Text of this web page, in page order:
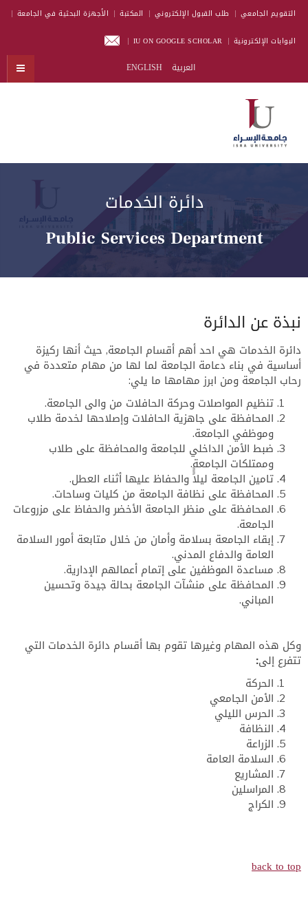
التقويم الجامعي طلب القبول الإلكتروني المكتبة الأجهزة البحثية في الجامعة
البوابات الإلكترونية IU ON GOOGLE SCHOLAR
العربية ENGLISH
دائرة الخدمات
Public Services Department
نبذة عن الدائرة
دائرة الخدمات هي احد أهم أقسام الجامعة, حيث أنها ركيزة
أساسية في بناء دعامة الجامعة لما لها من مهام متعددة في
رحاب الجامعة ومن ابرز مهامها ما يلي:
تنظيم المواصلات وحركة الحافلات من والى الجامعة.
المحافظة على جاهزية الحافلات وإصلاحها لخدمة طلاب
وموظفي الجامعة.
ضبط الأمن الداخلي للجامعة والمحافظة على طلاب
وممتلكات الجامعة.
تامين الجامعة ليلاًًً والحفاظ عليها أثناء العطل.
المحافظة على نظافة الجامعة من كليات وساحات.
المحافظة على منظر الجامعة الأخضر والحفاظ على مزروعات
الجامعة.
إبقاء الجامعة بسلامة وأمان من خلال متابعة أمور السلامة
العامة والدفاع المدني.
مساعدة الموظفين على إتمام أعمالهم الإدارية.
المحافظة على منشآت الجامعة بحالة جيدة وتحسين
المباني.
وكل هذه المهام وغيرها تقوم بها أقسام دائرة الخدمات التي
تتفرع إلى:
الحركة
الأمن الجامعي
الحرس الليلي
النظافة
الزراعة
السلامة العامة
المشاريع
المراسلين
الكراج
back to top